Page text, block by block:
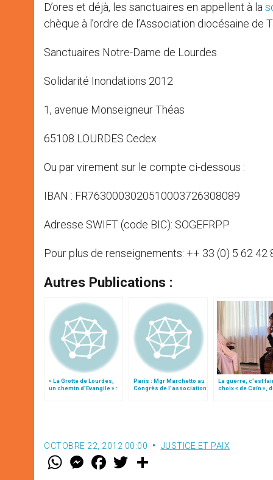
D’ores et déjà, les sanctuaires en appellent à la
chèque à l’ordre de l’Association diocésaine de
Sanctuaires Notre-Dame de Lourdes
Solidarité Inondations 2012
1, avenue Monseigneur Théas
65108 LOURDES Cedex
Ou par virement sur le compte ci-dessous :
IBAN : FR7630003020510003726308089
Adresse SWIFT (code BIC): SOGEFRPP
Pour plus de renseignements: ++ 33 (0) 5 62 42
Autres Publications :
« La Grotte de Lourdes,
un chemin d’Evangile » :
Paris : Mgr Marchetto au
Congrès de l’association
La guerre, c’est
choix « de Caïn »,
OCTOBRE 22, 2012 00:00 JUSTICE ET PAIX
W M
e
F
a w